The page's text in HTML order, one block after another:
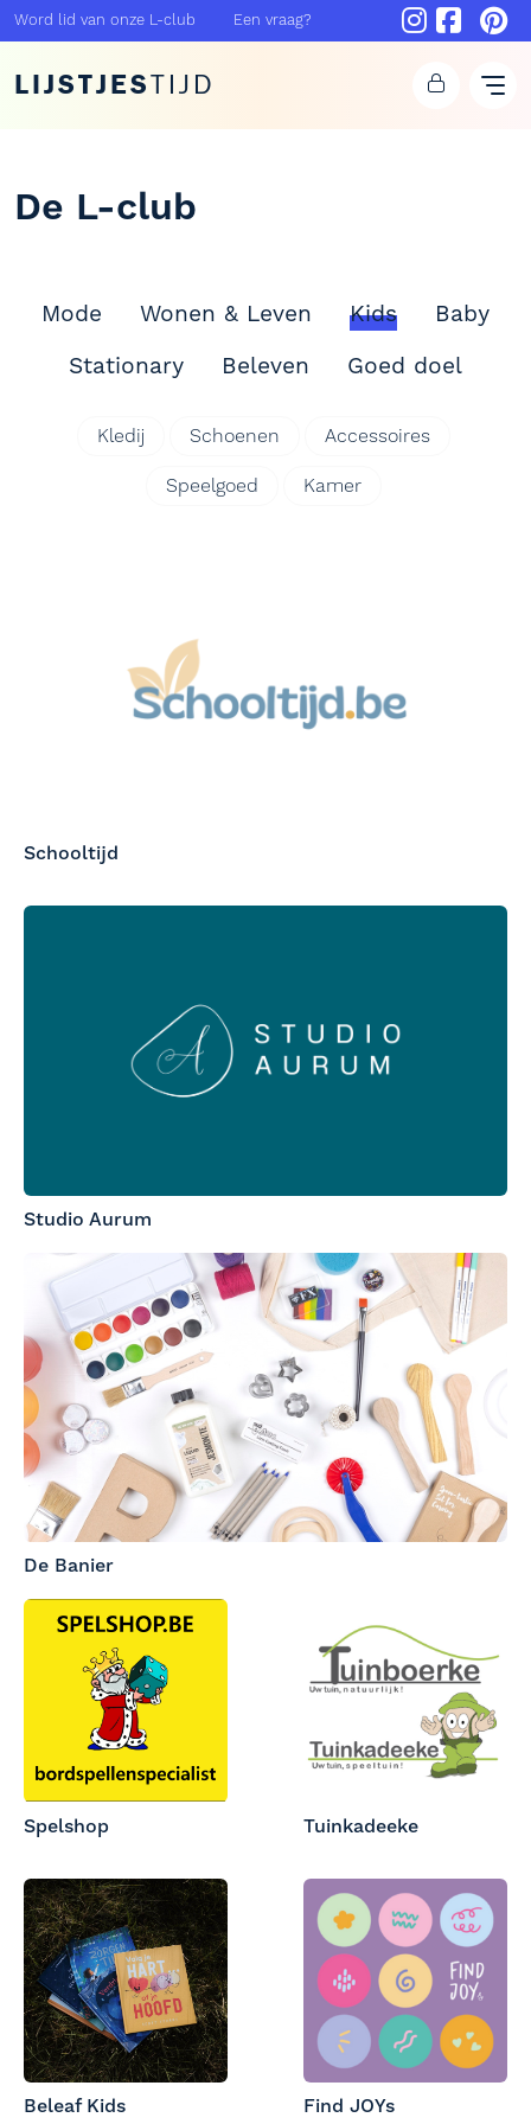
Word lid van onze L-club Een vraag?
LIJSTJESTIJD
De L-club
Mode Wonen & Leven Kids
Baby
Stationary
Beleven Goed doel
Kledij Schoenen Accessoires
Speelgoed Kamer
Schooltijd
Studio Aurum
De Banier
Spelshop Tuinkadeeke
Beleaf Kids Find JOYs